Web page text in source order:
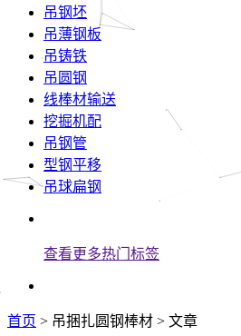
吊钢坯
吊薄钢板
吊铸铁
吊圆钢
线棒材输送
挖掘机配
吊钢管
型钢平移
吊球扁钢
查看更多热门标签
首页 > 吊捆扎圆钢棒材 > 文章